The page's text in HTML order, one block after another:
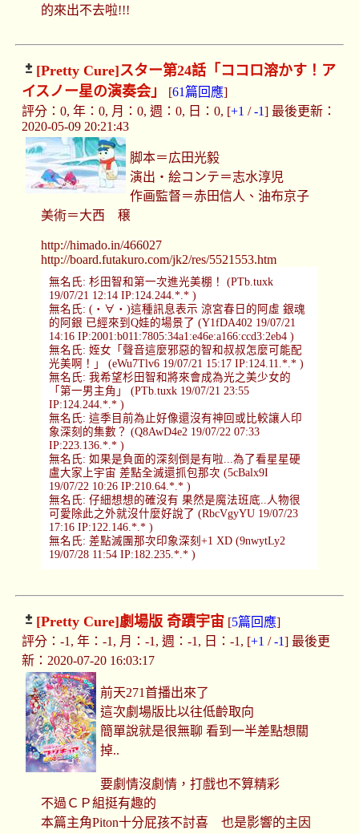
的來出不去啦!!!
[Pretty Cure]スター第24話「ココロ溶かす！ア
イスノー星の演奏会」
[61篇回應]
評分：0, 年：0, 月：0, 週：0, 日：0, [+1 /-1] 最後更新：
2020-05-09 20:21:43
脚本＝広田光毅
演出・絵コンテ＝志水淳児
作画監督＝赤田信人、油布京子
美術＝大西 穣
http://himado.in/466027
http://board.futakuro.com/jk2/res/5521553.htm
無名氏: 杉田智和第一次進光美棚！ (PTb.tuxk
19/07/21 12:14 IP:124.244.*.* )
無名氏: (・∀・)這種訊息表示 涼宮春日的阿虛 銀魂
的阿銀 已經來到Q娃的場景了 (Y1fDA402 19/07/21
14:16 IP:2001:b011:7805:34a1:e46e:a166:ccd3:2eb4 )
無名氏: 姪女「聲音這麼邪惡的智和叔叔怎麼可能配
光美啊！」 (eWu7Tlv6 19/07/21 15:17 IP:124.11.*.* )
無名氏: 我希望杉田智和將來會成為光之美少女的
「第一男主角」 (PTb.tuxk 19/07/21 23:55
IP:124.244.*.* )
無名氏: 這季目前為止好像還沒有神回或比較讓人印
象深刻的集數？ (Q8AwD4e2 19/07/22 07:33
IP:223.136.*.* )
無名氏: 如果是負面的深刻倒是有啦...為了看星星硬
盧大家上宇宙 差點全滅還抓包那次 (5cBalx9I
19/07/22 10:26 IP:210.64.*.* )
無名氏: 仔細想想的確沒有 果然是魔法班底..人物很
可愛除此之外就沒什麼好說了 (RbcVgyYU 19/07/23
17:16 IP:122.146.*.* )
無名氏: 差點滅團那次印象深刻+1 XD (9nwytLy2
19/07/28 11:54 IP:182.235.*.* )
[Pretty Cure]劇場版 奇蹟宇宙[5篇回應]
評分：-1, 年：-1, 月：-1, 週：-1, 日：-1, [+1 /-1] 最後更
新：2020-07-20 16:03:17
前天271首播出來了
這次劇場版比以往低齡取向
簡單說就是很無聊 看到一半差點想關
掉..
要劇情沒劇情，打戲也不算精彩
不過ＣＰ組挺有趣的
本篇主角Piton十分屁孩不討喜 也是影響的主因